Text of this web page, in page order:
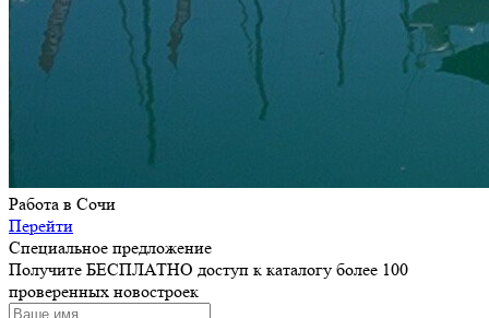
Работа в Сочи
Перейти
Специальное предложение
Получите БЕСПЛАТНО доступ к каталогу более 100
проверенных новостроек